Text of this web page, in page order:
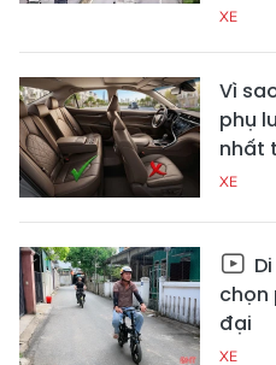
XE
Vì
phụ
nhất
XE
chọn
đại
XE